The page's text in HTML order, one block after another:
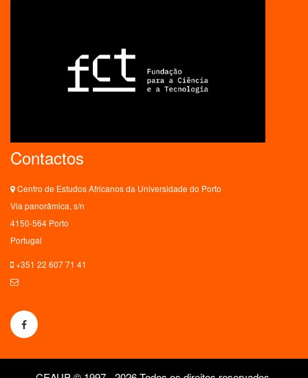
Contactos
Centro de Estudos Africanos da Universidade do Porto
Via panorâmica, s/n
4150-564 Porto
Portugal
+351 22 607 71 41